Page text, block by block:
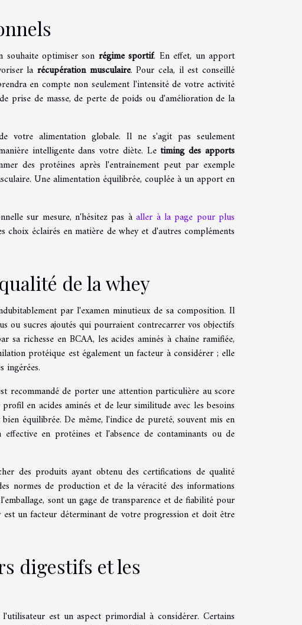
optimiser son régime sportif. En effet, un apport
larécupération musculaire. Pour cela, il est conseillé
en compte non seulement l'intensité de votre activité
prise de masse, de perte de poids ou d'amélioration de la
votre alimentation globale. Il ne s'agit pas seulement
intelligente dans votre diète. Letiming des apports
des protéines après l'entraînement peut par exemple
Une alimentation équilibrée, couplée à un apport en
sur mesure, n'hésitez pas àaller à la page pour plus
éclairés en matière de whey et d'autres compléments
de la whey
par l'examen minutieux de sa composition. Il
ou sucres ajoutés qui pourraient contrecarrer vos objectifs
richesse en BCAA, les acides aminés à chaîne ramifiée,
protéique est également un facteur à considérer ; elle
ingérées.
recommandé de porter une attention particulière au score
en acides aminés et de leur similitude avec les besoins
équilibrée. De même, l'indice de pureté, souvent mis en
en protéines et l'absence de contaminants ou de
des produits ayant obtenu des certifications de qualité
normes de production et de la véracité des informations
sont un gage de transparence et de fiabilité pour
un facteur déterminant de votre progression et doit être
digestifs et les
est un aspect primordial à considérer. Certains